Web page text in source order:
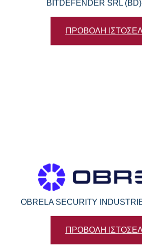
BITDEFENDER SRL
ΠΡΟΒΟΛΗ
OBRELA SECURITY
ΠΡΟΒΟΛΗ